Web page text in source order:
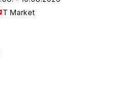
T Market